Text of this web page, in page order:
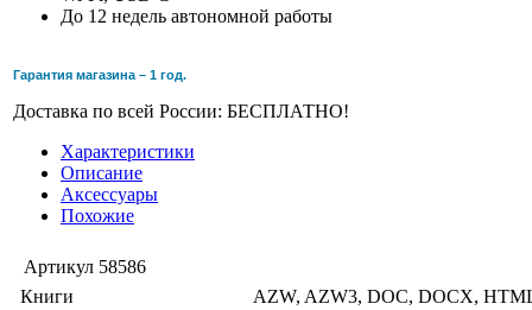
До 12 недель автономной работы
Гарантия магазина – 1 год.
Доставка по всей России: БЕСПЛАТНО!
Характеристики
Описание
Аксессуары
Похожие
Артикул 58586
Книги
AZW, AZW3, DOC, DOCX,